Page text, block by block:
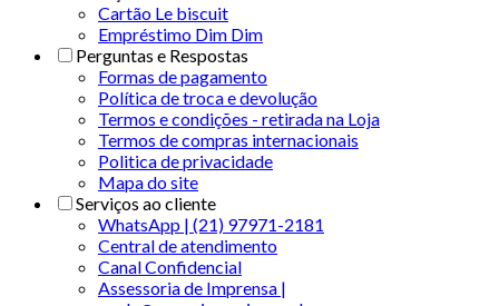
Cartão Le biscuit
Empréstimo Dim Dim
Perguntas e Respostas
Formas de pagamento
Política de troca e devolução
Termos e condições - retirada na Loja
Termos de compras internacionais
Politica de privacidade
Mapa do site
Serviços ao cliente
WhatsApp | (21) 97971-2181
Central de atendimento
Canal Confidencial
Assessoria de Imprensa |